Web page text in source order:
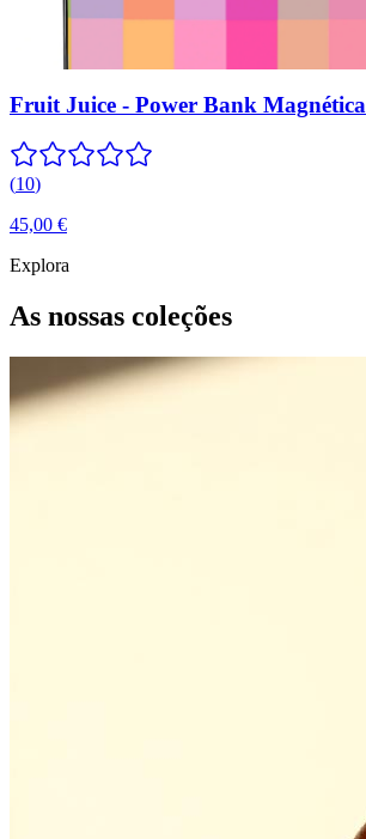
Fruit Juice - Power Bank Magnética
(10)
45,00 €
Explora
As nossas coleções